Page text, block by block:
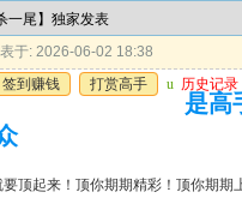
一尾】独家发表
于: 2026-06-02 18:38
签到赚钱
打赏高手 u 历史记录
是高
要顶起来！顶你期期精彩！顶你期期